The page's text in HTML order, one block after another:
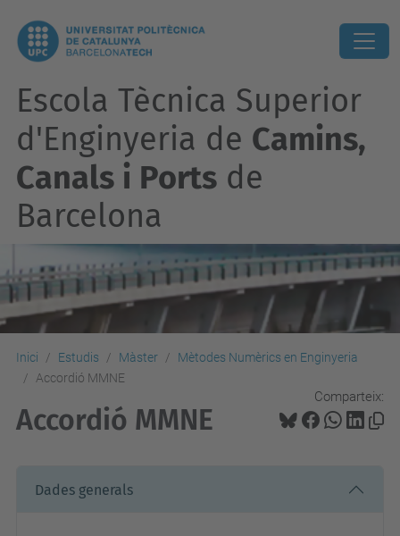
Escola Tècnica Superior
d'Enginyeria de Camins,
Canals i Ports de
Barcelona
Inici Estudis Màster
Mètodes Numèrics en Enginyeria
Accordió MMNE
Comparteix:
Accordió MMNE
Dades generals